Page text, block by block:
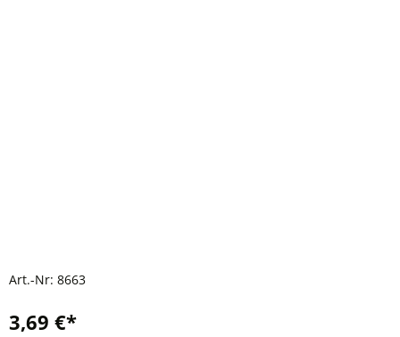
Art.-Nr: 8663
3,69 €*